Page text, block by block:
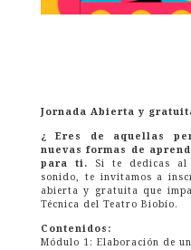
Jornada Abierta y
¿
Eres de aquellas
nuevas formas de
para ti. Si te dedicas al
sonido, te invitamos a
abierta y gratuita que
Técnica del Teatro Biobío.
Contenidos:
Módulo 1: Elaboración de